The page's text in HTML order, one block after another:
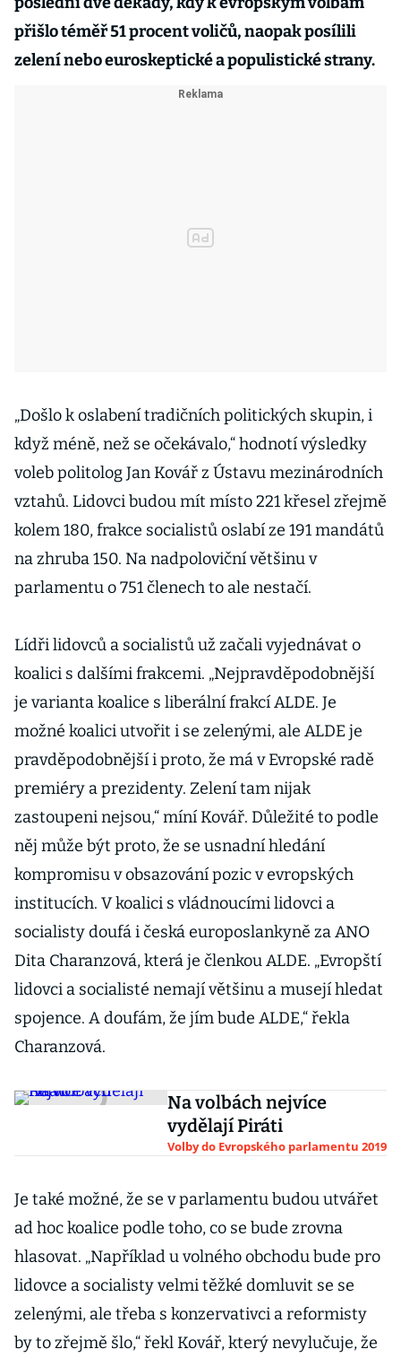
přišlo téměř 51 procent voličů, naopak posílili
zelení nebo euroskeptické a populistické strany.
„Došlo k oslabení tradičních politických skupin, i
když méně, než se očekávalo,“ hodnotí výsledky
voleb politolog Jan Kovář z Ústavu mezinárodních
vztahů. Lidovci budou mít místo 221 křesel zřejmě
kolem 180, frakce socialistů oslabí ze 191 mandátů
na zhruba 150. Na nadpoloviční většinu v
parlamentu o 751 členech to ale nestačí.
Lídři lidovců a socialistů už začali vyjednávat o
koalici s dalšími frakcemi. „Nejpravděpodobnější
je varianta koalice s liberální frakcí ALDE. Je
možné koalici utvořit i se zelenými, ale ALDE je
pravděpodobnější i proto, že má v Evropské radě
premiéry a prezidenty. Zelení tam nijak
zastoupeni nejsou,“ míní Kovář. Důležité to podle
něj může být proto, že se usnadní hledání
kompromisu v obsazování pozic v evropských
institucích. V koalici s vládnoucími lidovci a
socialisty doufá i česká europoslankyně za ANO
Dita Charanzová, která je členkou ALDE. „Evropští
lidovci a socialisté nemají většinu a musejí hledat
spojence. A doufám, že jím bude ALDE,“ řekla
Charanzová.
Na volbách nejvíce
vydělají Piráti
Volby do Evropského parlamentu 2019
Je také možné, že se v parlamentu budou utvářet
ad hoc koalice podle toho, co se bude zrovna
hlasovat. „Například u volného obchodu bude pro
lidovce a socialisty velmi těžké domluvit se se
zelenými, ale třeba s konzervativci a reformisty
by to zřejmě šlo,“ řekl Kovář, který nevylučuje, že